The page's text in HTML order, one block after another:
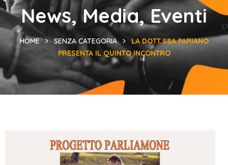
News, Media, Eventi
HOME SENZA CATEGORIA
LA DOTT.SSA PARIANO
PRESENTA IL QUINTO INCONTRO